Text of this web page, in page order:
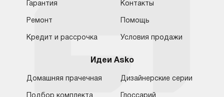
Гарантия
Ремонт
Кредит и рассрочка
Контакты
Помощь
Условия продажи
Идеи Asko
Домашняя прачечная Дизайнерские серии